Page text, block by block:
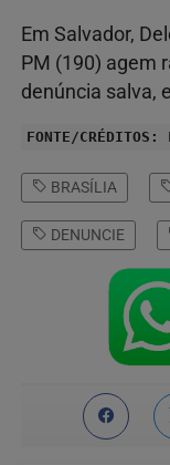
Em Salvador,
PM (190) agem
denúncia salva,
FONTE/CRÉDITOS:
BRASÍLIA
DENUNCIE